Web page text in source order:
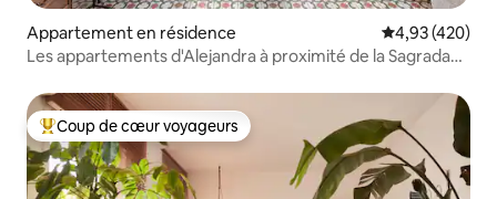
Appartement en résidence Évaluation
4,93 (420)
Les appartements d'Alejandra à proximité de la Sagrada
Coups de cœur voyageurs les plus appréciés
Coup de cœur voyageurs